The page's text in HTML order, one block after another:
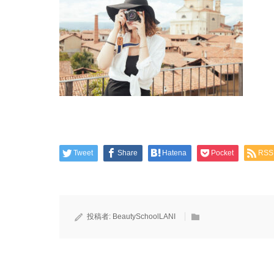
Tweet Share Hatena Pocket RSS
投稿者: BeautySchoolLANI